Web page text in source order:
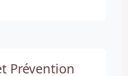
Prévention